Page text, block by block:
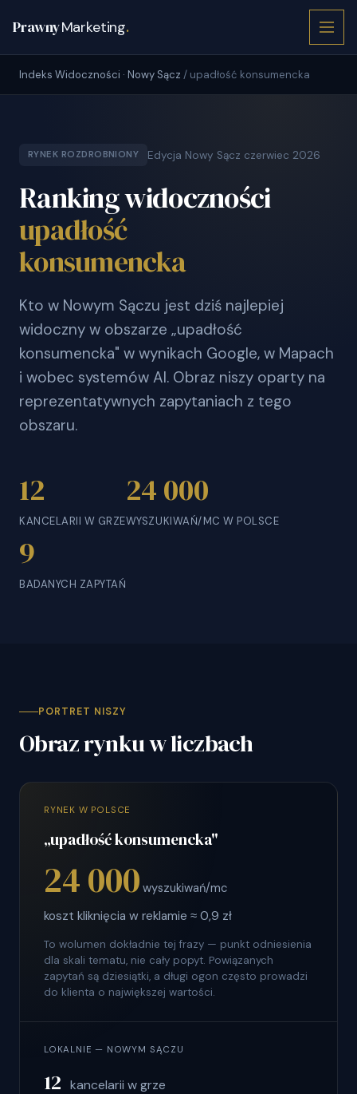
PrawnyMarketing.
Indeks Widoczności · Nowy Sącz / upadłość konsumencka
RYNEK ROZDROBNIONY Edycja Nowy Sącz czerwiec 2026
Ranking widoczności
upadłość
konsumencka
Kto w Nowym Sączu jest dziś najlepiej
widoczny w obszarze „upadłość
konsumencka" w wynikach Google, w Mapach
i wobec systemów AI. Obraz niszy oparty na
reprezentatywnych zapytaniach z tego
obszaru.
12
KANCELARII W GRZE
24 000
WYSZUKIWAŃ/MC W POLSCE
9
BADANYCH ZAPYTAŃ
PORTRET NISZY
Obraz rynku w liczbach
RYNEK W POLSCE
„upadłość konsumencka"
24 000 wyszukiwań/mc
koszt kliknięcia w reklamie ≈ 0,9 zł
To wolumen dokładnie tej frazy — punkt odniesienia
dla skali tematu, nie cały popyt. Powiązanych
zapytań są dziesiątki, a długi ogon często prowadzi
do klienta o największej wartości.
LOKALNIE — NOWYM SĄCZU
12 kancelarii w grze